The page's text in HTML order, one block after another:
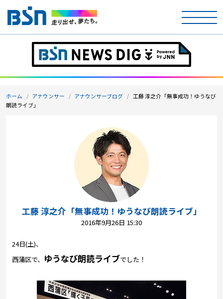
ホーム
テレビ
ラジオ
アナウンサー
イベント
ニュース
プレゼント
Well-being
防災・減災
ホーム アナウンサー アナウンサーブログ
工藤 淳之介「無事成功！ゆうなび
朗読ライブ」
工藤 淳之介「無事成功！ゆうなび朗読ライブ」
2016年9月26日 15:30
24日(土)、
西蒲区で、 ゆうなび朗読ライブでした！